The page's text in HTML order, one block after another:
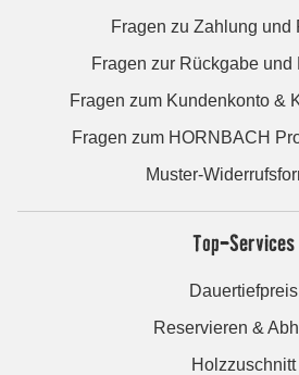
Fragen zu Zahlung und
Fragen zur Rückgabe und
Fragen zum Kundenkonto &
Fragen zum HORNBACH
Muster-
Top-Services
Dauertiefpreis
Reservieren &
Holzzuschnitt